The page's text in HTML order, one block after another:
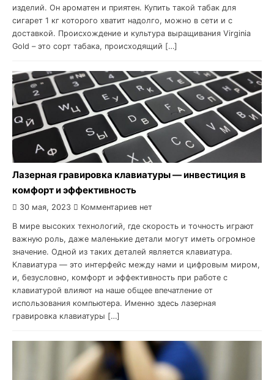
изделий. Он ароматен и приятен. Купить такой табак для
сигарет 1 кг которого хватит надолго, можно в сети и с
доставкой. Происхождение и культура выращивания Virginia
Gold – это сорт табака, происходящий […]
Лазерная гравировка клавиатуры — инвестиция в
комфорт и эффективность
30 мая, 2023 Комментариев нет
В мире высоких технологий, где скорость и точность играют
важную роль, даже маленькие детали могут иметь огромное
значение. Одной из таких деталей является клавиатура.
Клавиатура — это интерфейс между нами и цифровым миром,
и, безусловно, комфорт и эффективность при работе с
клавиатурой влияют на наше общее впечатление от
использования компьютера. Именно здесь лазерная
гравировка клавиатуры […]